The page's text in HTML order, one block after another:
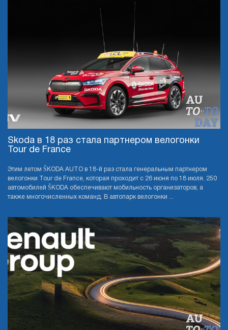
Skoda в 18 раз стала партнером велогонки
Tour de France
Этим летом ŠKODA AUTO в 18-й раз стала генеральным партнером
велогонки Tour de France, которая проходит с 26 июня по 18 июля. 250
автомобилей ŠKODA обеспечивают мобильность организаторов, а
также многочисленных команд. В автопарк велогонки ...